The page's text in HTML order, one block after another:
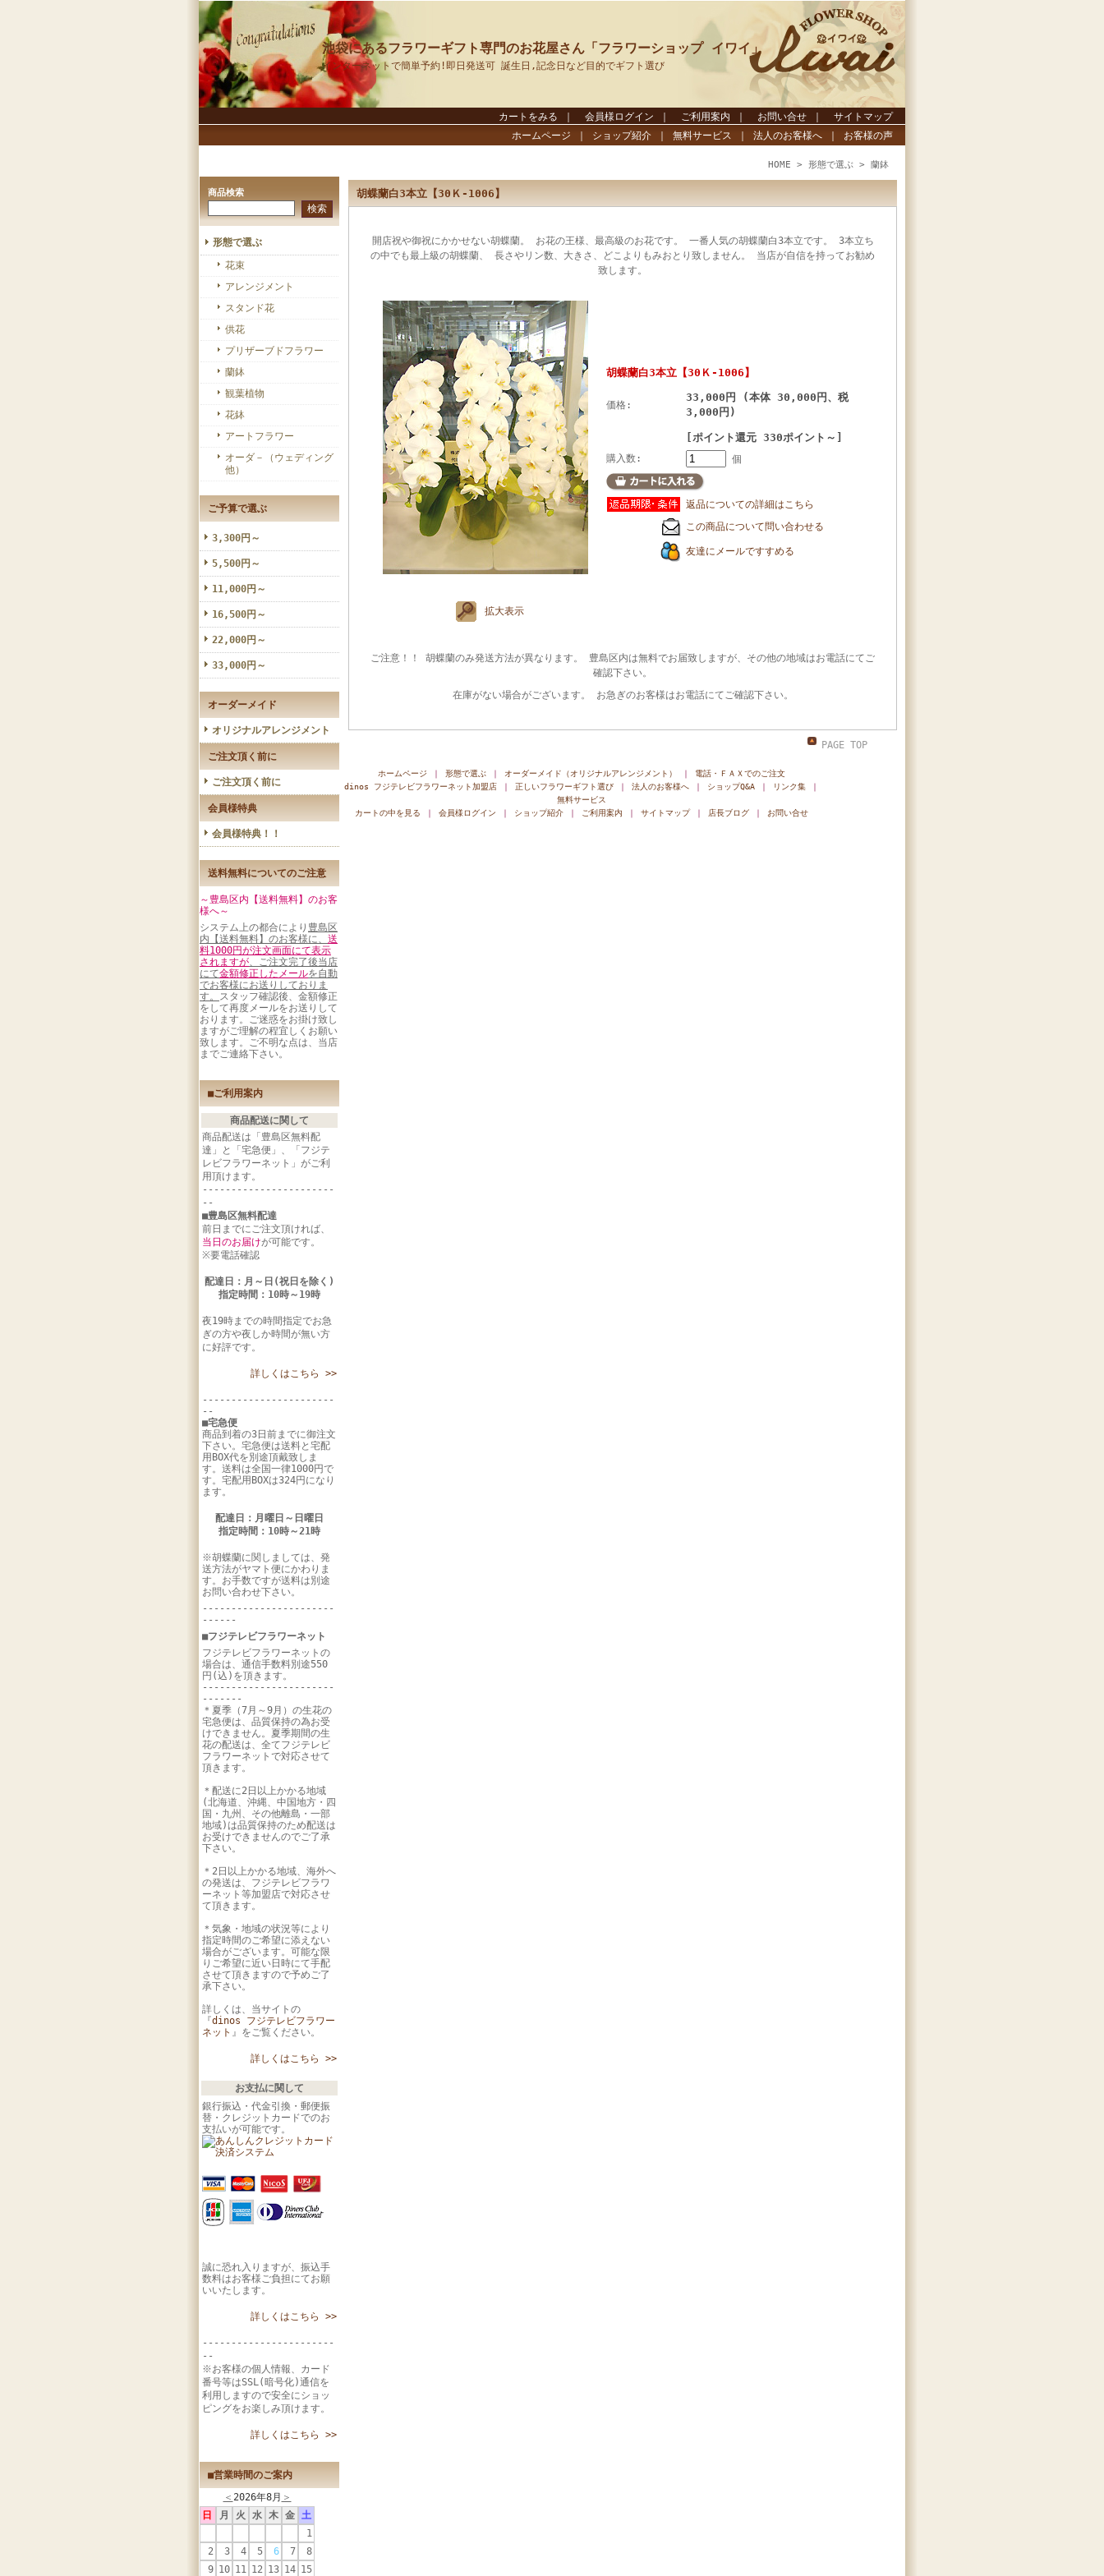
池袋にあるフラワーギフト専門のお花屋さん「フラワーショップ イワイ」
インターネットで簡単予約!即日発送可 誕生日,記念日など目的でギフト選び
カートをみる 会員様ログイン ご利用案内 お問い合せ サイトマップ
商品検索
形態で選ぶ
花束
アレンジメント
スタンド花
供花
プリザーブドフラワー
蘭鉢
観葉植物
花鉢
アートフラワー
オーダ－（ウェディング
他）
ご予算で選ぶ
3,300円～
5,500円～
11,000円～
16,500円～
22,000円～
33,000円～
オーダーメイド
オリジナルアレンジメント
ご注文頂く前に
ご注文頂く前に
会員様特典
会員様特典！！
送料無料についてのご注意
～豊島区内【送料無料】のお客
様へ～
システム上の都合により 豊島区
内【送料無料】のお客様に、 送
料1000円が注文画面にて表示
されますが、ご注文完了後当店
にて金額修正したメールを自動
でお客様にお送りしておりま
す。 スタッフ確認後、金額修正
をして再度メールをお送りして
おります。ご迷惑をお掛け致し
ますがご理解の程宜しくお願い
致します。ご不明な点は、当店
までご連絡下さい。
■ご利用案内
商品配送に関して
商品配送は「豊島区無料配
達」と「宅急便」、「フジテ
レビフラワーネット」がご利
用頂けます。
-----------------------
--
■豊島区無料配達
前日までにご注文頂ければ、
当日のお届けが可能です。
※要電話確認
配達日：月～日(祝日を除く)
指定時間：10時～19時
夜19時までの時間指定でお急
ぎの方や夜しか時間が無い方
に好評です。
詳しくはこちら >>
-----------------------
--
■宅急便
商品到着の3日前までに御注文
下さい。宅急便は送料と宅配
用BOX代を別途頂戴致しま
す。送料は全国一律1000円で
す。宅配用BOXは324円になり
ます。
配達日：月曜日～日曜日
指定時間：10時～21時
※胡蝶蘭に関しましては、発
送方法がヤマト便にかわりま
す。お手数ですが送料は別途
お問い合わせ下さい。
-----------------------
------
■フジテレビフラワーネット
フジテレビフラワーネットの
場合は、通信手数料別途550
円(込)を頂きます。
-----------------------
-------
＊夏季（7月～9月）の生花の
宅急便は、品質保持の為お受
けできません。夏季期間の生
花の配送は、全てフジテレビ
フラワーネットで対応させて
頂きます。
＊配送に2日以上かかる地域
(北海道、沖縄、中国地方・四
国・九州、その他離島・一部
地域)は品質保持のため配送は
お受けできませんのでご了承
下さい。
＊2日以上かかる地域、海外へ
の発送は、フジテレビフラワ
ーネット等加盟店で対応させ
て頂きます。
＊気象・地域の状況等により
指定時間のご希望に添えない
場合がございます。可能な限
りご希望に近い日時にて手配
させて頂きますので予めご了
承下さい。
詳しくは、当サイトの
『dinos フジテレビフラワー
ネット 』をご覧ください。
詳しくはこちら >>
お支払に関して
銀行振込・代金引換・郵便振
替・クレジットカードでのお
支払いが可能です。
誠に恐れ入りますが、振込手
数料はお客様ご負担にてお願
いいたします。
詳しくはこちら >>
-----------------------
--
※お客様の個人情報、カード
番号等はSSL(暗号化)通信を
利用しますので安全にショッ
ピングをお楽しみ頂けます。
詳しくはこちら >>
■営業時間のご案内
＜ 2026年8月 ＞
日
月 火 水 木 金 土
1
2
3 4 5 6 7
8
9 10 11 12 13 14 15
ホームページ ショップ紹介 無料サービス 法人のお客様へ お客様の声
HOME > 形態で選ぶ > 蘭鉢
胡蝶蘭白3本立【30Ｋ-1006】
開店祝や御祝にかかせない胡蝶蘭。 お花の王様、最高級のお花です。 一番人気の胡蝶蘭白3本立です。 3本立ち
の中でも最上級の胡蝶蘭、 長さやリン数、大きさ、どこよりもみおとり致しません。 当店が自信を持ってお勧め
致します。
拡大表示
胡蝶蘭白3本立【30Ｋ-1006】
価格:
33,000円 (本体 30,000円、税
3,000円)
[ポイント還元 330ポイント～]
購入数: 個
返品についての詳細はこちら
この商品について問い合わせる
友達にメールですすめる
ご注意！！ 胡蝶蘭のみ発送方法が異なります。 豊島区内は無料でお届致しますが、その他の地域はお電話にてご
確認下さい。
在庫がない場合がございます。 お急ぎのお客様はお電話にてご確認下さい。
PAGE TOP
ホームページ ｜ 形態で選ぶ ｜ オーダーメイド（オリジナルアレンジメント） ｜ 電話・ＦＡＸでのご注文
dinos フジテレビフラワーネット加盟店 ｜ 正しいフラワーギフト選び ｜ 法人のお客様へ ｜ ショップQ&A ｜ リンク集 ｜
無料サービス
カートの中を見る ｜ 会員様ログイン ｜ ショップ紹介 ｜ ご利用案内 ｜ サイトマップ｜ 店長ブログ ｜ お問い合せ